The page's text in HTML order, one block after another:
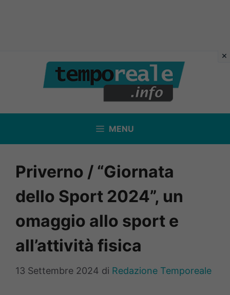
contenuto
MENU
Priverno / “Giornata
dello Sport 2024”, un
omaggio allo sport e
all’attività fisica
13 Settembre 2024 di Redazione Temporeale